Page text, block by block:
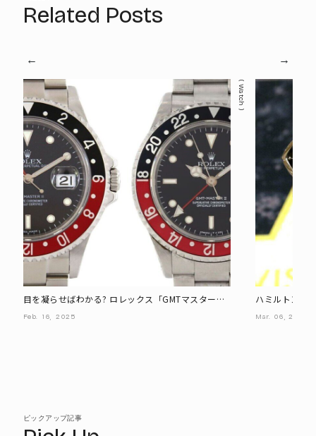
Related Posts
Watch
目を凝らせばわかる? ロレックス「GMTマスター
Ⅱ」、レアモデルはどっち?
Feb. 16, 2025
ハミルトン「
ックスブレス
Mar. 06, 2025
ピックアップ記事